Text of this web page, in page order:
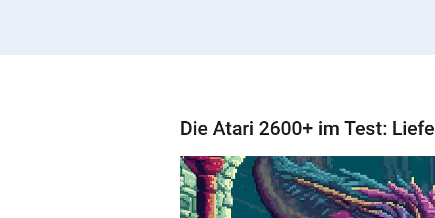
Die Atari 2600+ im Test: